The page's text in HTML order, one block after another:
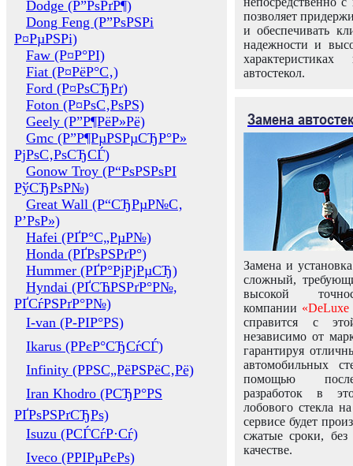
Dodge (Р”РѕРґР¶)
Dong Feng (Р”РѕРЅРі
Р¤РµРЅРі)
Faw (Р¤Р°РІ)
Fiat (Р¤РёР°С‚)
Ford (Р¤РѕСЂРґ)
Foton (Р¤РѕС‚РѕРЅ)
Geely (Р”Р¶РёР»Рё)
Gmc (Р”Р¶РµРЅРµСЂР°Р»
РјРѕС‚РѕСЂСЃ)
Gonow Troy (Р“РѕРЅРѕРІ
РўСЂРѕР№)
Great Wall (Р“СЂРµР№С‚
Р’РѕР»)
Hafei (РҐР°С„РµР№)
Honda (РҐРѕРЅРґР°)
Hummer (РҐР°РјРјРµСЂ)
Hyndai (РҐСЋРЅРґР°Р№,
РҐСѓРЅРґР°Р№)
I-van (Р-РІР°РЅ)
Ikarus (РРєР°СЂСѓСЃ)
Infinity (РРЅС„РёРЅРёС‚Рё)
Iran Khodro (РСЂР°РЅ
РҐРѕРЅРґСЂРѕ)
Isuzu (РСЃСѓР·Сѓ)
Iveco (РРІРµРєРѕ)
позволяет
и обеспечивать
надежности и
автостекол.
Замена
Замена и
сложный,
высокой
компании «DeLuxe
справится с
независимо от
гарантируя
автомобильных
помощью
разработок в
лобового стекла
сервисе будет
сжатые сроки,
качестве.